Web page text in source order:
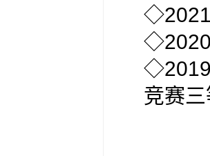
◇
◇
◇
竞赛